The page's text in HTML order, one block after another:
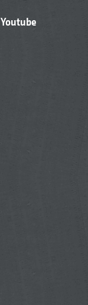
Youtube